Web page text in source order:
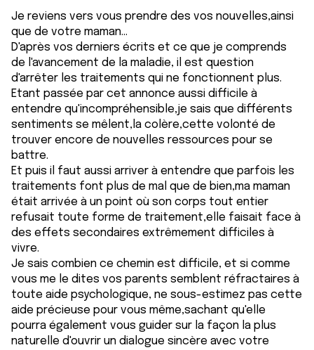
Je reviens vers vous prendre des vos nouvelles,ainsi
que de votre maman...
D'après vos derniers écrits et ce que je comprends
de l'avancement de la maladie, il est question
d'arrêter les traitements qui ne fonctionnent plus.
Etant passée par cet annonce aussi difficile à
entendre qu'incompréhensible,je sais que différents
sentiments se mêlent,la colère,cette volonté de
trouver encore de nouvelles ressources pour se
battre.
Et puis il faut aussi arriver à entendre que parfois les
traitements font plus de mal que de bien,ma maman
était arrivée à un point où son corps tout entier
refusait toute forme de traitement,elle faisait face à
des effets secondaires extrêmement difficiles à
vivre.
Je sais combien ce chemin est difficile, et si comme
vous me le dites vos parents semblent réfractaires à
toute aide psychologique, ne sous-estimez pas cette
aide précieuse pour vous même,sachant qu'elle
pourra également vous guider sur la façon la plus
naturelle d'ouvrir un dialogue sincère avec votre